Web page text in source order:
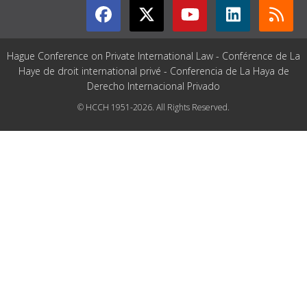
Hague Conference on Private International Law - Conférence de La
Haye de droit international privé - Conferencia de La Haya de
Derecho Internacional Privado
© HCCH 1951-2026. All Rights Reserved.